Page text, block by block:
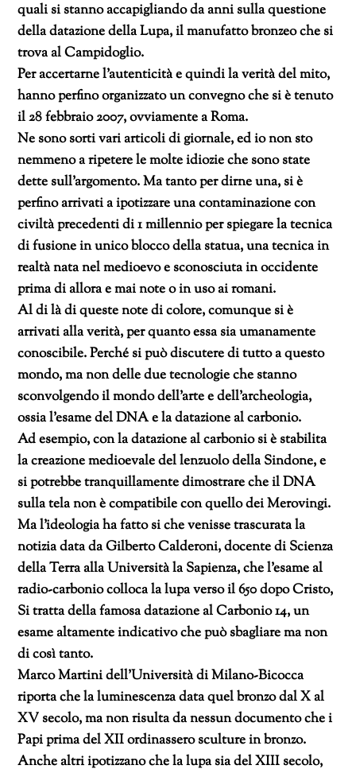
quali si stanno accapigliando da anni sulla questione
della datazione della Lupa, il manufatto bronzeo che si
trova al Campidoglio.
Per accertarne l’autenticità e quindi la verità del mito,
hanno perfino organizzato un convegno che si è tenuto
il 28 febbraio 2007, ovviamente a Roma.
Ne sono sorti vari articoli di giornale, ed io non sto
nemmeno a ripetere le molte idiozie che sono state
dette sull’argomento. Ma tanto per dirne una, si è
perfino arrivati a ipotizzare una contaminazione con
civiltà precedenti di 1 millennio per spiegare la tecnica
di fusione in unico blocco della statua, una tecnica in
realtà nata nel medioevo e sconosciuta in occidente
prima di allora e mai note o in uso ai romani.
Al di là di queste note di colore, comunque si è
arrivati alla verità, per quanto essa sia umanamente
conoscibile. Perché si può discutere di tutto a questo
mondo, ma non delle due tecnologie che stanno
sconvolgendo il mondo dell’arte e dell’archeologia,
ossia l’esame del DNA e la datazione al carbonio.
Ad esempio, con la datazione al carbonio si è stabilita
la creazione medioevale del lenzuolo della Sindone, e
si potrebbe tranquillamente dimostrare che il DNA
sulla tela non è compatibile con quello dei Merovingi.
Ma l’ideologia ha fatto si che venisse trascurata la
notizia data da Gilberto Calderoni, docente di Scienza
della Terra alla Università la Sapienza, che l’esame al
radio-carbonio colloca la lupa verso il 650 dopo Cristo,
Si tratta della famosa datazione al Carbonio 14, un
esame altamente indicativo che può sbagliare ma non
di così tanto.
Marco Martini dell’Università di Milano-Bicocca
riporta che la luminescenza data quel bronzo dal X al
XV secolo, ma non risulta da nessun documento che i
Papi prima del XII ordinassero sculture in bronzo.
Anche altri ipotizzano che la lupa sia del XIII secolo,